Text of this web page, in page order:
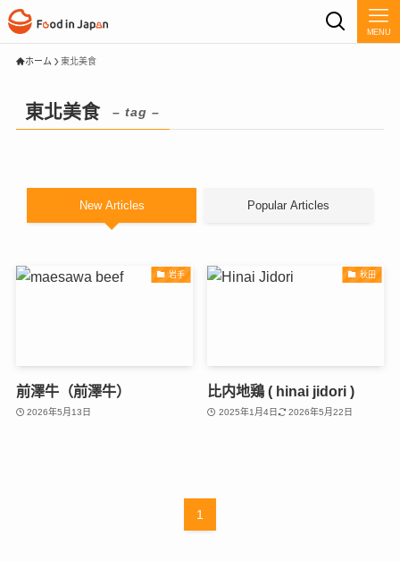
MENU
ホーム 東北美食
東北美食 – tag –
New Articles Popular Articles
岩手
前澤牛（前澤牛）
2026年5月13日
秋田
比内地鶏 ( hinai jidori )
2025年1月4日 2026年5月22日
1